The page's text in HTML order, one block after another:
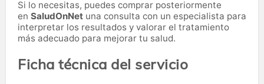
Si lo necesitas, puedes comprar posteriormente
en SaludOnNet una consulta con un especialista para
interpretar los resultados y valorar el tratamiento
más adecuado para mejorar tu salud.
Ficha técnica del servicio